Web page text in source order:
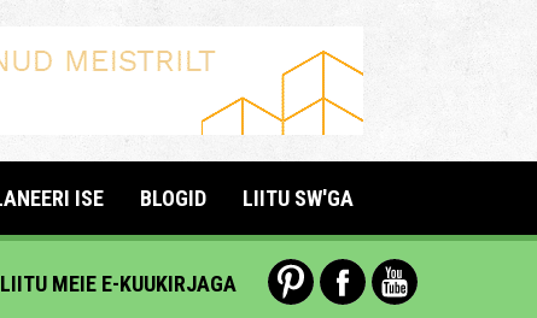
ISE BLOGID LIITU SW'GA
LIITU MEIE E-KUUKIRJAGA